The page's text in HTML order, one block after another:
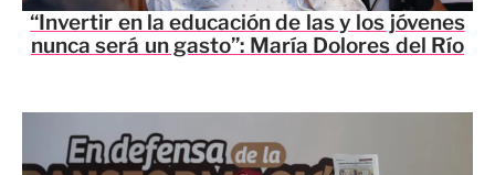
“Invertir en la educación de las y los jóvenes
nunca será un gasto”: María Dolores del Río